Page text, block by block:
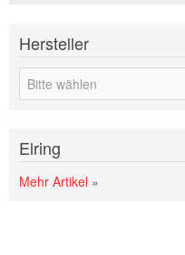
Hersteller
Bitte wählen
Elring
Mehr Artikel »